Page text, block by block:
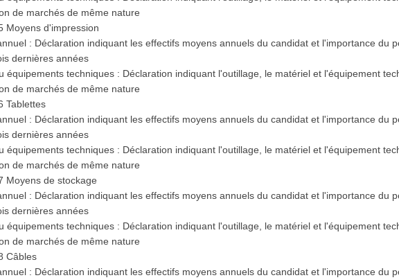
de marchés de même nature
Moyens d'impression
: Déclaration indiquant les effectifs moyens annuels du candidat et l'importance du
dernières années
équipements techniques : Déclaration indiquant l'outillage, le matériel et l'équipement
de marchés de même nature
Tablettes
: Déclaration indiquant les effectifs moyens annuels du candidat et l'importance du
dernières années
équipements techniques : Déclaration indiquant l'outillage, le matériel et l'équipement
de marchés de même nature
Moyens de stockage
: Déclaration indiquant les effectifs moyens annuels du candidat et l'importance du
dernières années
équipements techniques : Déclaration indiquant l'outillage, le matériel et l'équipement
de marchés de même nature
Câbles
: Déclaration indiquant les effectifs moyens annuels du candidat et l'importance du